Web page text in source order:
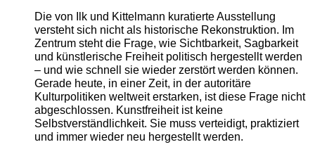
Die von Ilk und Kittelmann kuratierte Ausstellung
versteht sich nicht als historische Rekonstruktion. Im
Zentrum steht die Frage, wie Sichtbarkeit, Sagbarkeit
und künstlerische Freiheit politisch hergestellt werden
– und wie schnell sie wieder zerstört werden können.
Gerade heute, in einer Zeit, in der autoritäre
Kulturpolitiken weltweit erstarken, ist diese Frage nicht
abgeschlossen. Kunstfreiheit ist keine
Selbstverständlichkeit. Sie muss verteidigt, praktiziert
und immer wieder neu hergestellt werden.